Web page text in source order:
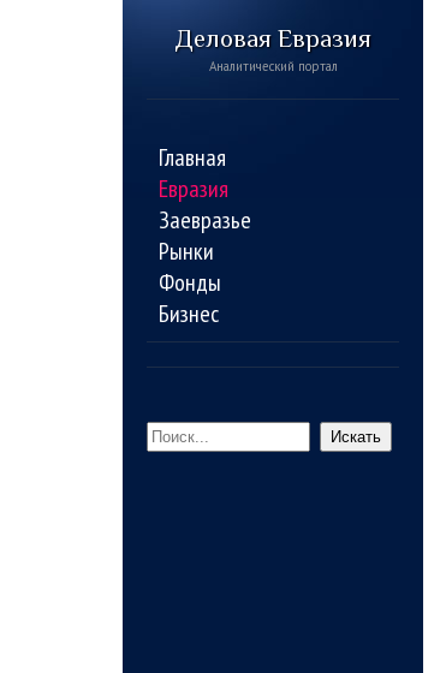
Деловая Евразия
Аналитический портал
Главная
Евразия
Заевразье
Рынки
Фонды
Бизнес
Искать